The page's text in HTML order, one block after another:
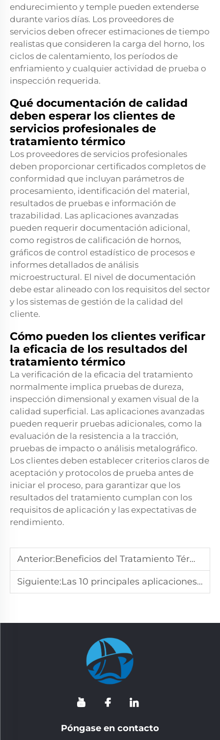
endurecimiento y temple pueden extenderse
durante varios días. Los proveedores de
servicios deben ofrecer estimaciones de tiempo
realistas que consideren la carga del horno, los
ciclos de calentamiento, los períodos de
enfriamiento y cualquier actividad de prueba o
inspección requerida.
Qué documentación de calidad
deben esperar los clientes de
servicios profesionales de
tratamiento térmico
Los proveedores de servicios profesionales
deben proporcionar certificados completos de
conformidad que incluyan parámetros de
procesamiento, identificación del material,
resultados de pruebas e información de
trazabilidad. Las aplicaciones avanzadas
pueden requerir documentación adicional,
como registros de calificación de hornos,
gráficos de control estadístico de procesos e
informes detallados de análisis
microestructural. El nivel de documentación
debe estar alineado con los requisitos del sector
y los sistemas de gestión de la calidad del
cliente.
Cómo pueden los clientes verificar
la eficacia de los resultados del
tratamiento térmico
La verificación de la eficacia del tratamiento
normalmente implica pruebas de dureza,
inspección dimensional y examen visual de la
calidad superficial. Las aplicaciones avanzadas
pueden requerir pruebas adicionales, como la
evaluación de la resistencia a la tracción,
pruebas de impacto o análisis metalográfico.
Los clientes deben establecer criterios claros de
aceptación y protocolos de prueba antes de
iniciar el proceso, para garantizar que los
resultados del tratamiento cumplan con los
requisitos de aplicación y las expectativas de
rendimiento.
Anterior:Beneficios del Tratamiento Térmico en la Producción de Acero
Siguiente:Las 10 principales aplicaciones de fundición en inversión en la fabricación
Póngase en contacto